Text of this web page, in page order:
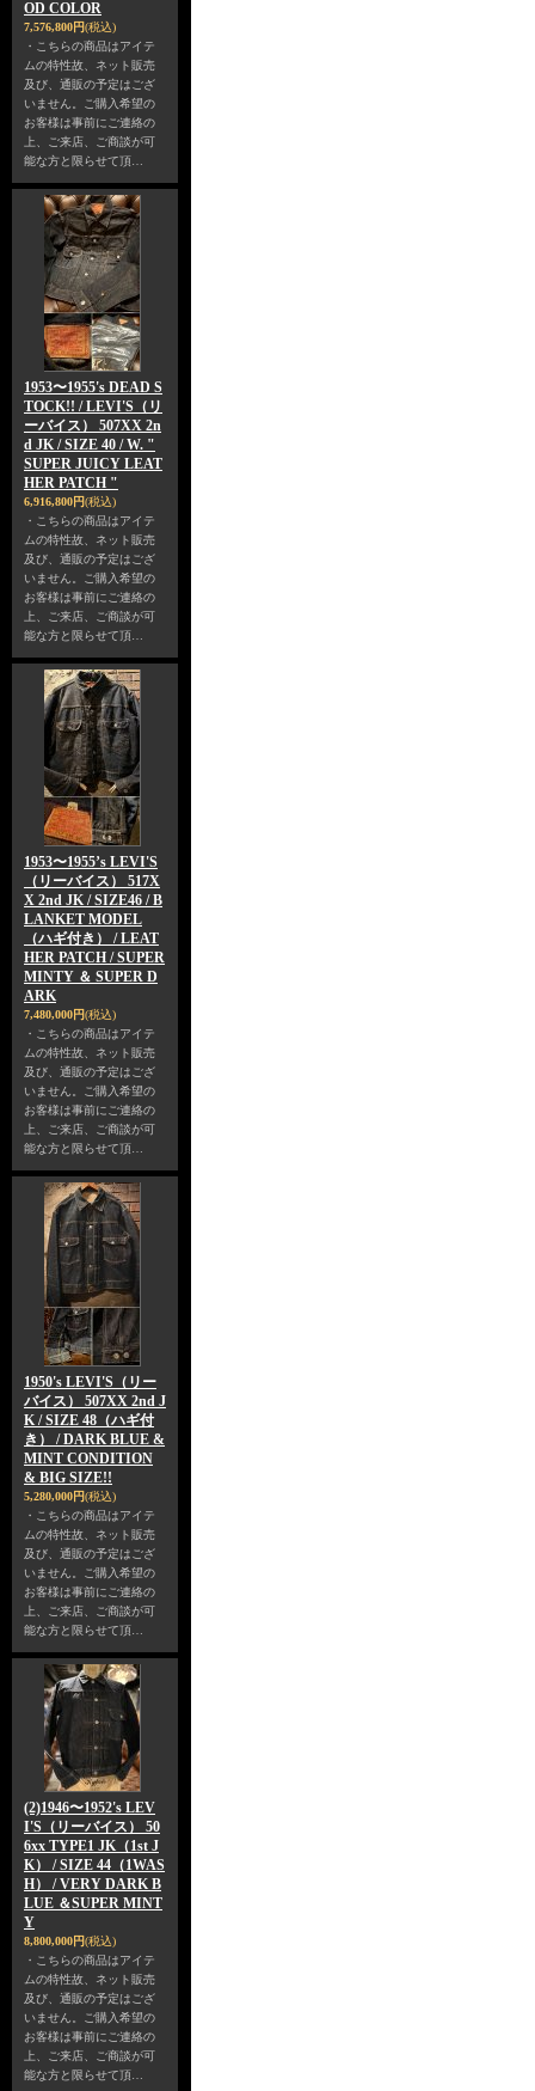
OD COLOR
7,576,800円(税込)
・こちらの商品はアイテ
ムの特性故、ネット販売
及び、通販の予定はござ
いません。ご購入希望の
お客様は事前にご連絡の
上、ご来店、ご商談が可
能な方と限らせて頂…
1953〜1955's DEAD S
TOCK!! / LEVI'S（リ
ーバイス） 507XX 2n
d JK / SIZE 40 / W. "
SUPER JUICY LEAT
HER PATCH "
6,916,800円(税込)
・こちらの商品はアイテ
ムの特性故、ネット販売
及び、通販の予定はござ
いません。ご購入希望の
お客様は事前にご連絡の
上、ご来店、ご商談が可
能な方と限らせて頂…
1953〜1955’s LEVI'S
（リーバイス） 517X
X 2nd JK / SIZE46 / B
LANKET MODEL
（ハギ付き） / LEAT
HER PATCH / SUPER
MINTY ＆ SUPER D
ARK
7,480,000円(税込)
・こちらの商品はアイテ
ムの特性故、ネット販売
及び、通販の予定はござ
いません。ご購入希望の
お客様は事前にご連絡の
上、ご来店、ご商談が可
能な方と限らせて頂…
1950's LEVI'S（リー
バイス） 507XX 2nd J
K / SIZE 48（ハギ付
き） / DARK BLUE &
MINT CONDITION
& BIG SIZE!!
5,280,000円(税込)
・こちらの商品はアイテ
ムの特性故、ネット販売
及び、通販の予定はござ
いません。ご購入希望の
お客様は事前にご連絡の
上、ご来店、ご商談が可
能な方と限らせて頂…
(2)1946〜1952's LEV
I'S（リーバイス） 50
6xx TYPE1 JK（1st J
K） / SIZE 44（1WAS
H） / VERY DARK B
LUE ＆SUPER MINT
Y
8,800,000円(税込)
・こちらの商品はアイテ
ムの特性故、ネット販売
及び、通販の予定はござ
いません。ご購入希望の
お客様は事前にご連絡の
上、ご来店、ご商談が可
能な方と限らせて頂…